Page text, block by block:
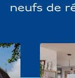
neufs de